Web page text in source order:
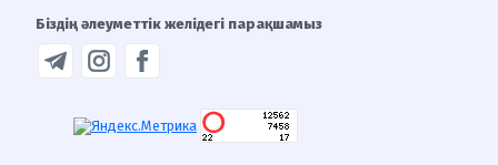
Біздің әлеуметтік желідегі парақшамыз